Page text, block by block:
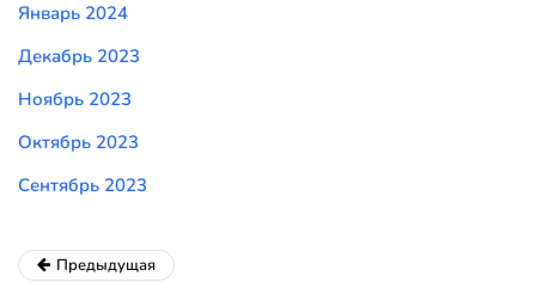
Январь 2024
Декабрь 2023
Ноябрь 2023
Октябрь 2023
Сентябрь 2023
Предыдущая